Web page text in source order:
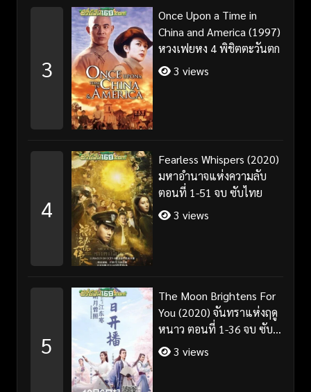
3
Once Upon a Time in
China and America (1997)
หวงเฟยหง 4 พิชิตตะวันตก
3 views
4
Fearless Whispers (2020)
มหาอำนาจแห่งความลับ
ตอนที่ 1-51 จบ ซับไทย
3 views
5
The Moon Brightens For
You (2020) จันทราแห่งฤดู
หนาว ตอนที่ 1-36 จบ ซับ
ไทย3 views